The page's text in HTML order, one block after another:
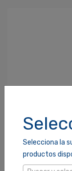
Selecciona la
productos